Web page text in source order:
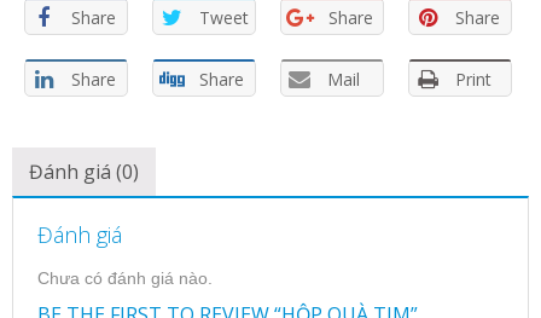
Share
Tweet Share Share
Share Share Mail Print
Đánh giá (0)
Đánh giá
Chưa có đánh giá nào.